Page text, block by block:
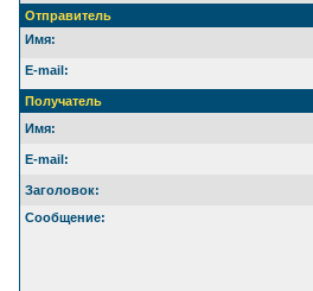
Отправитель
Имя:
E-mail:
Получатель
Имя:
E-mail:
Заголовок:
Сообщение: